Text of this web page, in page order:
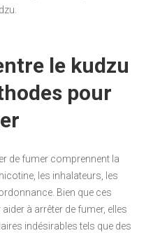
le kudzu
pour
de fumer comprennent la
les inhalateurs, les
Bien que ces
à arrêter de fumer, elles
indésirables tels que des